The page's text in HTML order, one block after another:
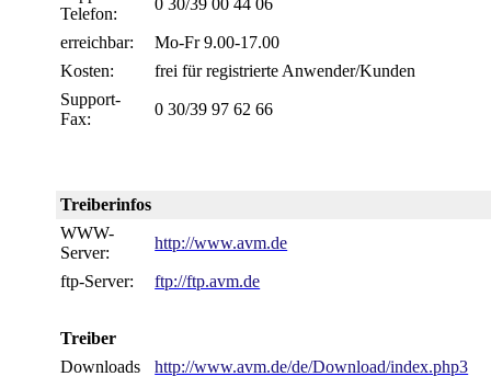
Telefon:
0 30/39 00 44 06
erreichbar:
Mo-Fr 9.00-17.00
Kosten:
frei für registrierte Anwender/Kunden
Support-
Fax:
0 30/39 97 62 66
Treiberinfos
WWW-
Server:
http://www.avm.de
ftp-Server: ftp://ftp.avm.de
Treiber
Downloads
http://www.avm.de/de/Download/index.php3